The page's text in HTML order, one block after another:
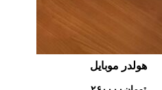
هولدر موبایل